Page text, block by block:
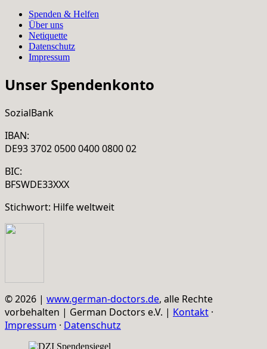
Spenden & Helfen
Über uns
Netiquette
Datenschutz
Impressum
Unser Spendenkonto
SozialBank
IBAN:
DE93 3702 0500 0400 0800 02
BIC:
BFSWDE33XXX
Stichwort: Hilfe weltweit
© 2026 | www.german-doctors.de, alle Rechte
vorbehalten | German Doctors e.V. | Kontakt ·
Impressum · Datenschutz